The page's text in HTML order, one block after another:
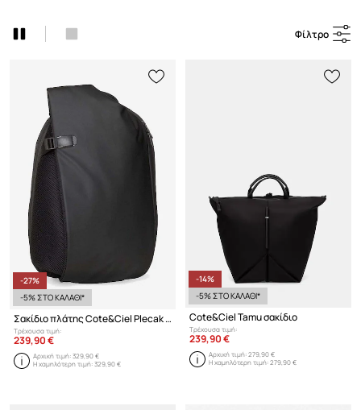
Φίλτρο
-27%
-5% ΣΤΟ ΚΑΛΑΘΙ*
Σακίδιο πλάτης Cote&Ciel Plecak Cote&Ciel Isar Medium Obsidian 28620 BLACK
Τρέχουσα τιμή:
239,90 €
Αρχική τιμή:329,90 €
Η χαμηλότερη τιμή:329,90 €
-14%
-5% ΣΤΟ ΚΑΛΑΘΙ*
Cote&Ciel Tamu σακίδιο
Τρέχουσα τιμή:
239,90 €
Αρχική τιμή:279,90 €
Η χαμηλότερη τιμή:279,90 €